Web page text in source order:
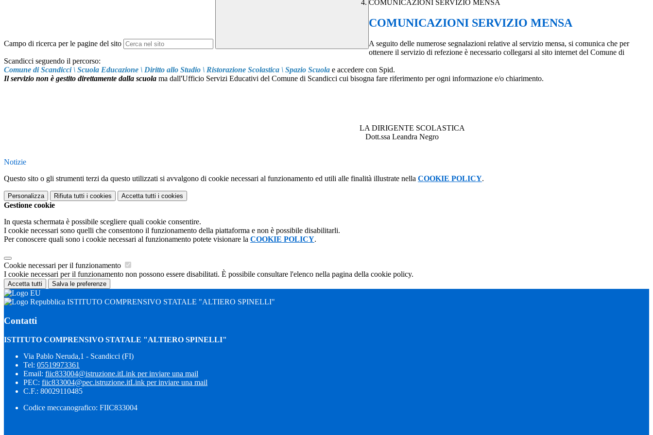
Campo di ricerca per le pagine del sito
COMUNICAZIONI SERVIZIO MENSA
COMUNICAZIONI SERVIZIO MENSA
A seguito delle numerose segnalazioni relative al servizio mensa, si comunica che per
ottenere il servizio di refezione è necessario collegarsi al sito internet del Comune di
Scandicci seguendo il percorso:
Comune di Scandicci \ Scuola Educazione \ Diritto allo Studio \ Ristorazione Scolastica \ Spazio Scuola e accedere con Spid.
Il servizio non è gestito direttamente dalla scuola ma dall'Ufficio Servizi Educativi del Comune di Scandicci cui bisogna fare riferimento per ogni informazione e/o chiarimento.
LA DIRIGENTE SCOLASTICA
Dott.ssa Leandra Negro
Notizie
Questo sito o gli strumenti terzi da questo utilizzati si avvalgono di cookie necessari al funzionamento ed utili alle finalità illustrate nella COOKIE POLICY.
Personalizza Rifiuta tutti i cookies Accetta tutti i cookies
Gestione cookie
In questa schermata è possibile scegliere quali cookie consentire.
I cookie necessari sono quelli che consentono il funzionamento della piattaforma e non è possibile disabilitarli.
Per conoscere quali sono i cookie necessari al funzionamento potete visionare la COOKIE POLICY.
Cookie necessari per il funzionamento
I cookie necessari per il funzionamento non possono essere disabilitati. È possibile consultare l'elenco nella pagina della cookie policy.
Accetta tutti Salva le preferenze
ISTITUTO COMPRENSIVO STATALE "ALTIERO SPINELLI"
Contatti
ISTITUTO COMPRENSIVO STATALE "ALTIERO SPINELLI"
Via Pablo Neruda,1 - Scandicci (FI)
Tel: 05519973361
Email: fiic833004@istruzione.itLink per inviare una mail
PEC: fiic833004@pec.istruzione.itLink per inviare una mail
C.F.: 80029110485
Codice meccanografico: FIIC833004